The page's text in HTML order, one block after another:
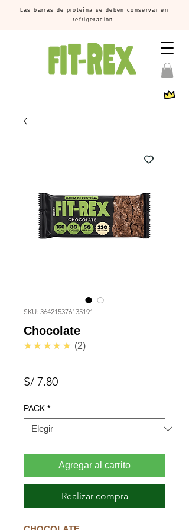
Las barras de proteína se deben conservar en
refrigeración.
SKU: 364215376135191
Chocolate
★★★★★ 5.0
2
S/ 7.80Precio
PACK *
Agregar al carrito
Realizar compra